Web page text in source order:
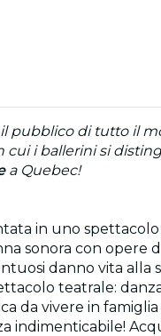
pubblico di tutto il
cui i ballerini si
a Quebec!
in uno
sonora con opere
danno vita alla
teatrale:
da vivere in
indimenticabile!